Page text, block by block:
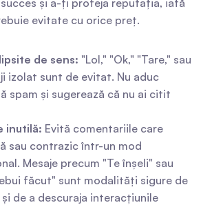
și a-ți proteja reputația, iată
evitate cu orice preț.
de sens: "Lol," "Ok," "Tare," sau
izolat sunt de evitat. Nu aduc
spam și sugerează că nu ai citit
inutilă: Evită comentariile care
sau contrazic într-un mod
Mesaje precum "Te înșeli" sau
făcut" sunt modalități sigure de
de a descuraja interacțiunile